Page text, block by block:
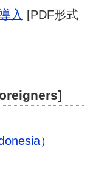
入 [PDF形式
）